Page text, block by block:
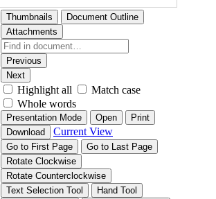
Thumbnails
Document Outline
Attachments
Previous
Next
Highlight all
Match case
Whole words
Presentation Mode Open
Print
Download
Current View
Go to First Page
Go to Last Page
Rotate Clockwise
Rotate Counterclockwise
Text Selection Tool
Hand Tool